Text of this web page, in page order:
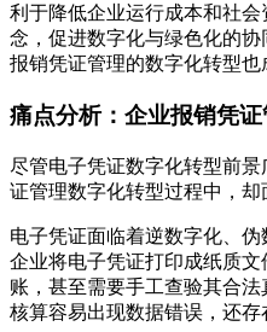
利于降低企业运行成本和社
念，促进数字化与绿色化的协
报销凭证管理的数字化转型也
痛点分析：企业报销凭
尽管电子凭证数字化转型前
证管理数字化转型过程中，却
电子凭证面临着逆数字化、
企业将电子凭证打印成纸质
账，甚至需要手工查验其合
核算容易出现数据错误，还存